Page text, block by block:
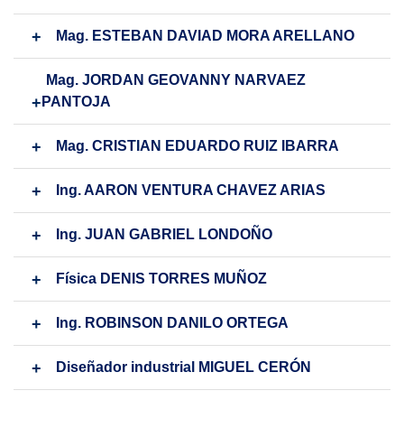
Mag. ESTEBAN DAVIAD MORA ARELLANO
Mag. JORDAN GEOVANNY NARVAEZ
PANTOJA
Mag. CRISTIAN EDUARDO RUIZ IBARRA
Ing. AARON VENTURA CHAVEZ ARIAS
Ing. JUAN GABRIEL LONDOÑO
Física DENIS TORRES MUÑOZ
Ing. ROBINSON DANILO ORTEGA
Diseñador industrial MIGUEL CERÓN